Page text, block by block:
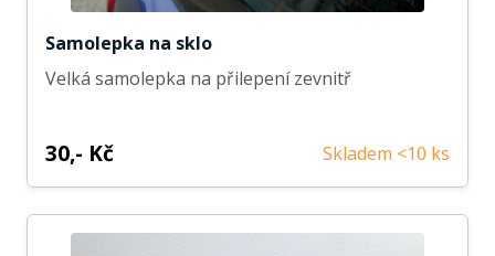
Samolepka na sklo
Velká samolepka na přilepení zevnitř
30,- Kč Skladem <10 ks